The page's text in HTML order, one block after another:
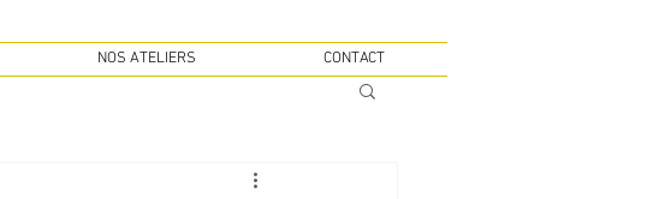
NOS ATELIERS CONTACT